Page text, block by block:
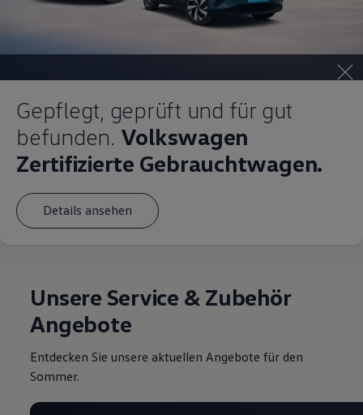
Gepflegt, geprüft und für gut
befunden. Volkswagen
Zertifizierte Gebrauchtwagen.
Details ansehen
Unsere Service & Zubehör
Angebote
Entdecken Sie unsere aktuellen Angebote für den
Sommer.